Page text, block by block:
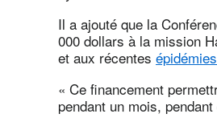
Il a ajouté que la
000 dollars à la mission
et aux récentes
« Ce financement
pendant un mois,